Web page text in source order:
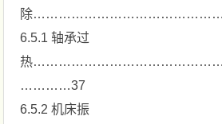
除
6.5.1 轴承过
热
…………37
6.5.2 机床振